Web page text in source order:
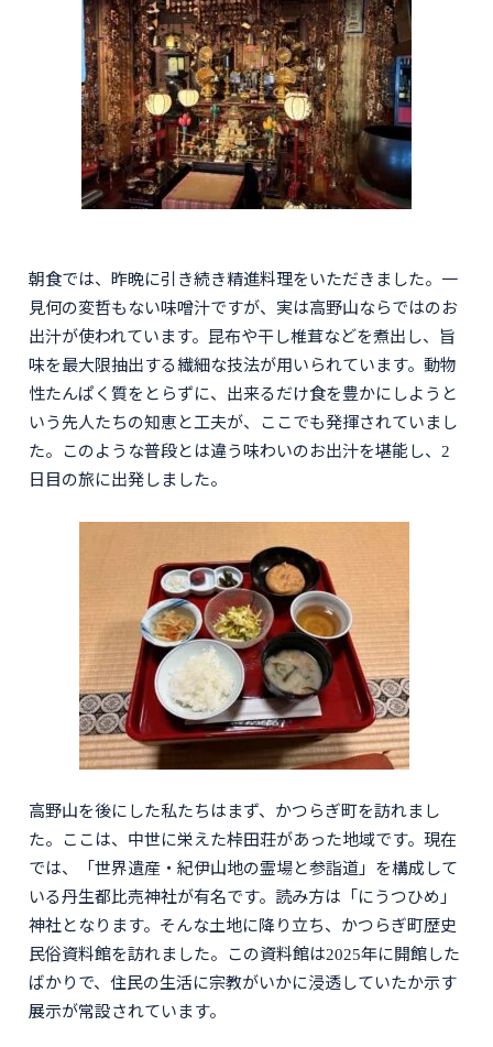
朝食では、昨晩に引き続き精進料理をいただきました。一
見何の変哲もない味噌汁ですが、実は高野山ならではのお
出汁が使われています。昆布や干し椎茸などを煮出し、旨
味を最大限抽出する繊細な技法が用いられています。動物
性たんぱく質をとらずに、出来るだけ食を豊かにしようと
いう先人たちの知恵と工夫が、ここでも発揮されていまし
た。このような普段とは違う味わいのお出汁を堪能し、2
日目の旅に出発しました。
高野山を後にした私たちはまず、かつらぎ町を訪れまし
た。ここは、中世に栄えた桛田荘があった地域です。現在
では、「世界遺産・紀伊山地の霊場と参詣道」を構成して
いる丹生都比売神社が有名です。読み方は「にうつひめ」
神社となります。そんな土地に降り立ち、かつらぎ町歴史
民俗資料館を訪れました。この資料館は2025年に開館した
ばかりで、住民の生活に宗教がいかに浸透していたか示す
展示が常設されています。